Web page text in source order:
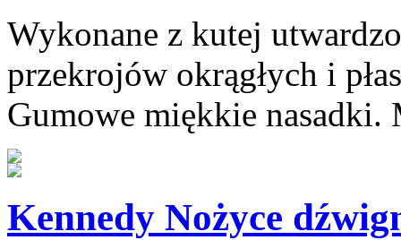
Wykonane z kutej
przekrojów okrągłych i
Gumowe miękkie nasadki.
Kennedy Nożyce